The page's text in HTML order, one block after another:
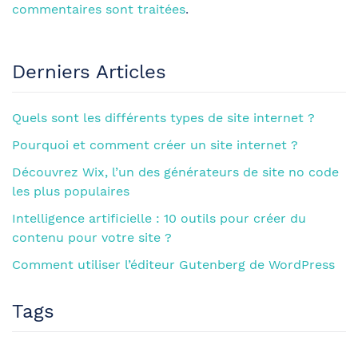
commentaires sont traitées.
Derniers Articles
Quels sont les différents types de site internet ?
Pourquoi et comment créer un site internet ?
Découvrez Wix, l’un des générateurs de site no code
les plus populaires
Intelligence artificielle : 10 outils pour créer du
contenu pour votre site ?
Comment utiliser l’éditeur Gutenberg de WordPress
Tags